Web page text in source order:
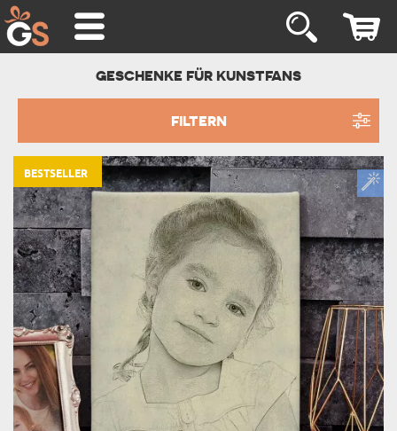
GESCHENKE FÜR KUNSTFANS
FILTERN
BESTSELLER